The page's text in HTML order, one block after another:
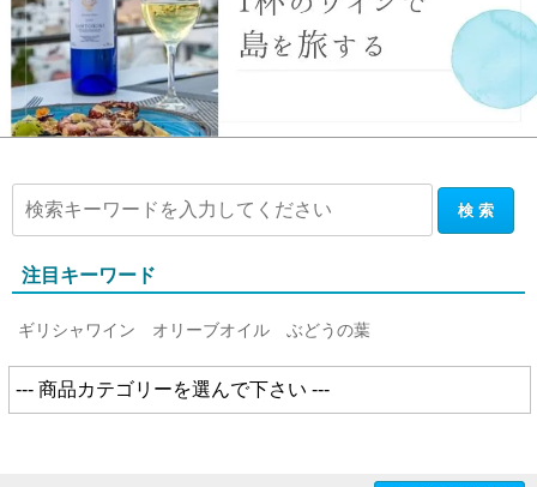
注目キーワード
ギリシャワイン オリーブオイル ぶどうの葉